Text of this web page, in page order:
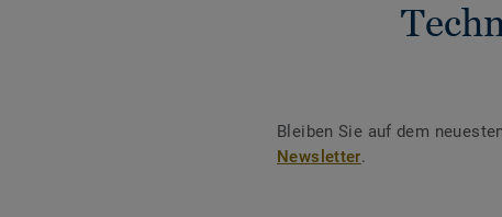
Bleiben Sie auf dem
Newsletter.